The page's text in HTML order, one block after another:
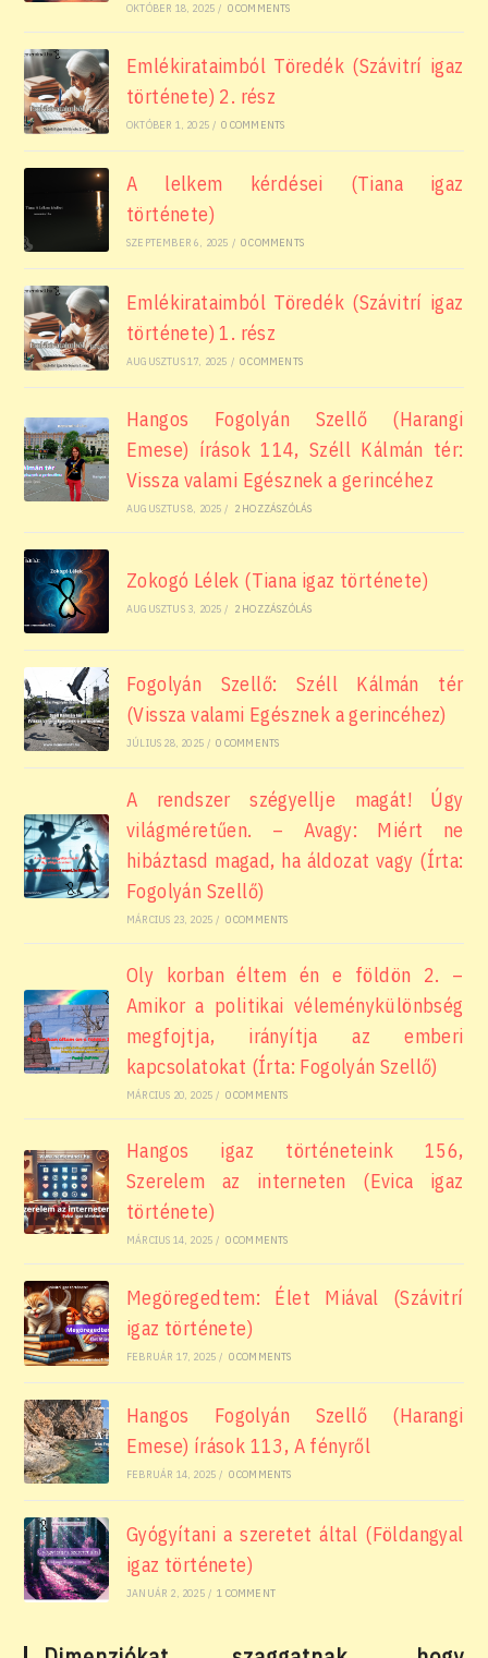
OKTÓBER 18, 2025 / 0 COMMENTS
Emlékirataimból Töredék (Szávitrí igaz
története) 2. rész
OKTÓBER 1, 2025 / 0 COMMENTS
A lelkem kérdései (Tiana igaz
története)
SZEPTEMBER 6, 2025 / 0 COMMENTS
Emlékirataimból Töredék (Szávitrí igaz
története) 1. rész
AUGUSZTUS 17, 2025 / 0 COMMENTS
Hangos Fogolyán Szellő (Harangi
Emese) írások 114, Széll Kálmán tér:
Vissza valami Egésznek a gerincéhez
AUGUSZTUS 8, 2025 / 2 HOZZÁSZÓLÁS
Zokogó Lélek (Tiana igaz története)
AUGUSZTUS 3, 2025 / 2 HOZZÁSZÓLÁS
Fogolyán Szellő: Széll Kálmán tér
(Vissza valami Egésznek a gerincéhez)
JÚLIUS 28, 2025 / 0 COMMENTS
A rendszer szégyellje magát! Úgy
világméretűen. – Avagy: Miért ne
hibáztasd magad, ha áldozat vagy (Írta:
Fogolyán Szellő)
MÁRCIUS 23, 2025 / 0 COMMENTS
Oly korban éltem én e földön 2. –
Amikor a politikai véleménykülönbség
megfojtja, irányítja az emberi
kapcsolatokat (Írta: Fogolyán Szellő)
MÁRCIUS 20, 2025 / 0 COMMENTS
Hangos igaz történeteink 156,
Szerelem az interneten (Evica igaz
története)
MÁRCIUS 14, 2025 / 0 COMMENTS
Megöregedtem: Élet Miával (Szávitrí
igaz története)
FEBRUÁR 17, 2025 / 0 COMMENTS
Hangos Fogolyán Szellő (Harangi
Emese) írások 113, A fényről
FEBRUÁR 14, 2025 / 0 COMMENTS
Gyógyítani a szeretet által (Földangyal
igaz története)
JANUÁR 2, 2025 / 1 COMMENT